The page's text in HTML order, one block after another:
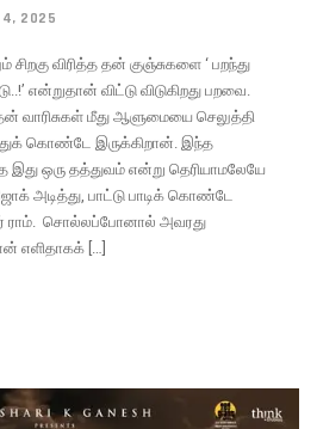
4, 2025
விரித்த தன் குஞ்சுகளை ‘ பறந்து
என்றுதான் விட்டு விடுகிறது பறவை.
வாரிசுகள் மீது ஆளுமையை செலுத்தி
கொண்டே இருக்கிறான். இந்த
ஒரு தத்துவம் என்று தெரியாமலேயே
அடித்து, பாட்டு பாடிக் கொண்டே
ராம். சொல்லப்போனால் அவரது
எளிதாகக் […]